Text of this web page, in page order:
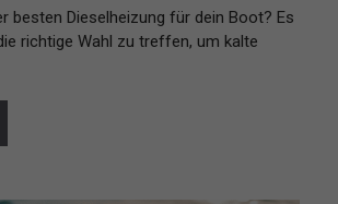
besten Dieselheizung für dein Boot? Es
richtige Wahl zu treffen, um kalte